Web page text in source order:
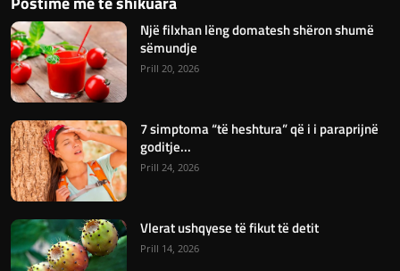
Një filxhan lëng domatesh shëron shumë
sëmundje
Prill 20, 2026
7 simptoma “të heshtura” që i i paraprijnë
goditje...
Prill 24, 2026
Vlerat ushqyese të fikut të detit
Prill 14, 2026